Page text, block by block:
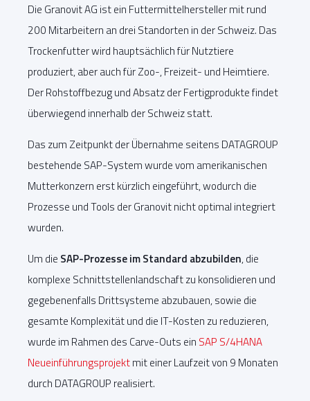
Die Granovit AG ist ein Futtermittelhersteller mit rund
200 Mitarbeitern an drei Standorten in der Schweiz. Das
Trockenfutter wird hauptsächlich für Nutztiere
produziert, aber auch für Zoo-, Freizeit- und Heimtiere.
Der Rohstoffbezug und Absatz der Fertigprodukte findet
überwiegend innerhalb der Schweiz statt.
Das zum Zeitpunkt der Übernahme seitens DATAGROUP
bestehende SAP-System wurde vom amerikanischen
Mutterkonzern erst kürzlich eingeführt, wodurch die
Prozesse und Tools der Granovit nicht optimal integriert
wurden.
Um die SAP-Prozesse im Standard abzubilden, die
komplexe Schnittstellenlandschaft zu konsolidieren und
gegebenenfalls Drittsysteme abzubauen, sowie die
gesamte Komplexität und die IT-Kosten zu reduzieren,
wurde im Rahmen des Carve-Outs ein SAP S/4HANA
Neueinführungsprojektmit einer Laufzeit von 9 Monaten
durch DATAGROUP realisiert.